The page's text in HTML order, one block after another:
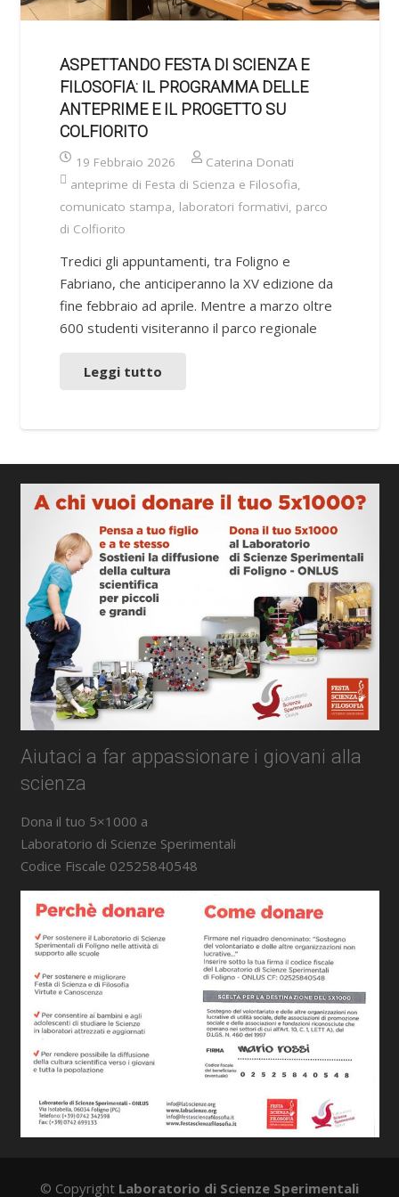
ASPETTANDO FESTA DI SCIENZA E
FILOSOFIA: IL PROGRAMMA DELLE
ANTEPRIME E IL PROGETTO SU
COLFIORITO
19 Febbraio 2026
Caterina Donati
anteprime di Festa di Scienza e Filosofia,
comunicato stampa, laboratori formativi, parco
di Colfiorito
Tredici gli appuntamenti, tra Foligno e
Fabriano, che anticiperanno la XV edizione da
fine febbraio ad aprile. Mentre a marzo oltre
600 studenti visiteranno il parco regionale
Leggi tutto
Aiutaci a far appassionare i giovani alla
scienza
Dona il tuo 5×1000 a
Laboratorio di Scienze Sperimentali
Codice Fiscale 02525840548
© Copyright Laboratorio di Scienze Sperimentali